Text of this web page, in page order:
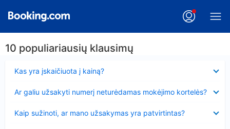
10 populiariausių klausimų
Kas yra įskaičiuota į kainą?
Ar galiu užsakyti numerį neturėdamas mokėjimo kortelės?
Kaip sužinoti, ar mano užsakymas yra patvirtintas?